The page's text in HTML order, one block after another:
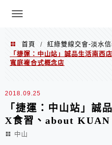
巧、世
menu
首頁 / 紅綠雙線交會-淡水
「捷運：中山站」誠品生活南西
寬庭複合式概念店
2018.09.25
「捷運：中山站」誠
X食習、about KUAN
中山